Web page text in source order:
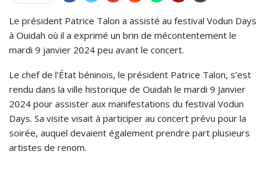
Le président Patrice Talon a assisté au festival Vodun Days
à Ouidah où il a exprimé un brin de mécontentement le
mardi 9 janvier 2024 peu avant le concert.
Le chef de l’État béninois, le président Patrice Talon, s’est
rendu dans la ville historique de Ouidah le mardi 9 Janvier
2024 pour assister aux manifestations du festival Vodun
Days. Sa visite visait à participer au concert prévu pour la
soirée, auquel devaient également prendre part plusieurs
artistes de renom.